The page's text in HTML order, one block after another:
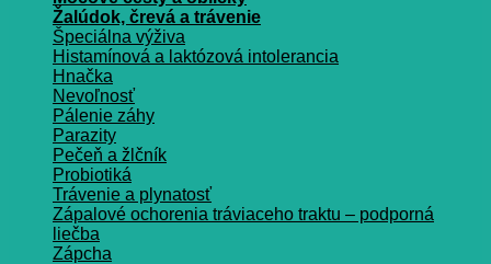
Žalúdok, črevá a trávenie
Špeciálna výživa
Histamínová a laktózová intolerancia
Hnačka
Nevoľnosť
Pálenie záhy
Parazity
Pečeň a žlčník
Probiotiká
Trávenie a plynatosť
Zápalové ochorenia tráviaceho traktu – podporná
liečba
Zápcha